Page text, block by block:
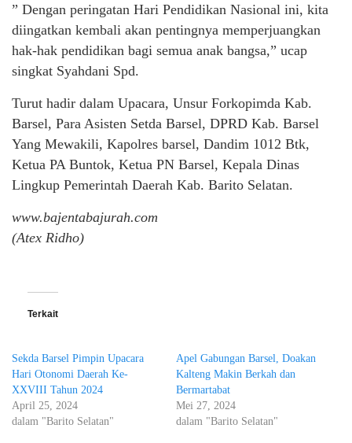
” Dengan peringatan Hari Pendidikan Nasional ini, kita
diingatkan kembali akan pentingnya memperjuangkan
hak-hak pendidikan bagi semua anak bangsa,” ucap
singkat Syahdani Spd.
Turut hadir dalam Upacara, Unsur Forkopimda Kab.
Barsel, Para Asisten Setda Barsel, DPRD Kab. Barsel
Yang Mewakili, Kapolres barsel, Dandim 1012 Btk,
Ketua PA Buntok, Ketua PN Barsel, Kepala Dinas
Lingkup Pemerintah Daerah Kab. Barito Selatan.
www.bajentabajurah.com
(Atex Ridho)
Terkait
Sekda Barsel Pimpin Upacara
Hari Otonomi Daerah Ke-
XXVIII Tahun 2024
April 25, 2024
dalam "Barito Selatan"
Apel Gabungan Barsel, Doakan
Kalteng Makin Berkah dan
Bermartabat
Mei 27, 2024
dalam "Barito Selatan"